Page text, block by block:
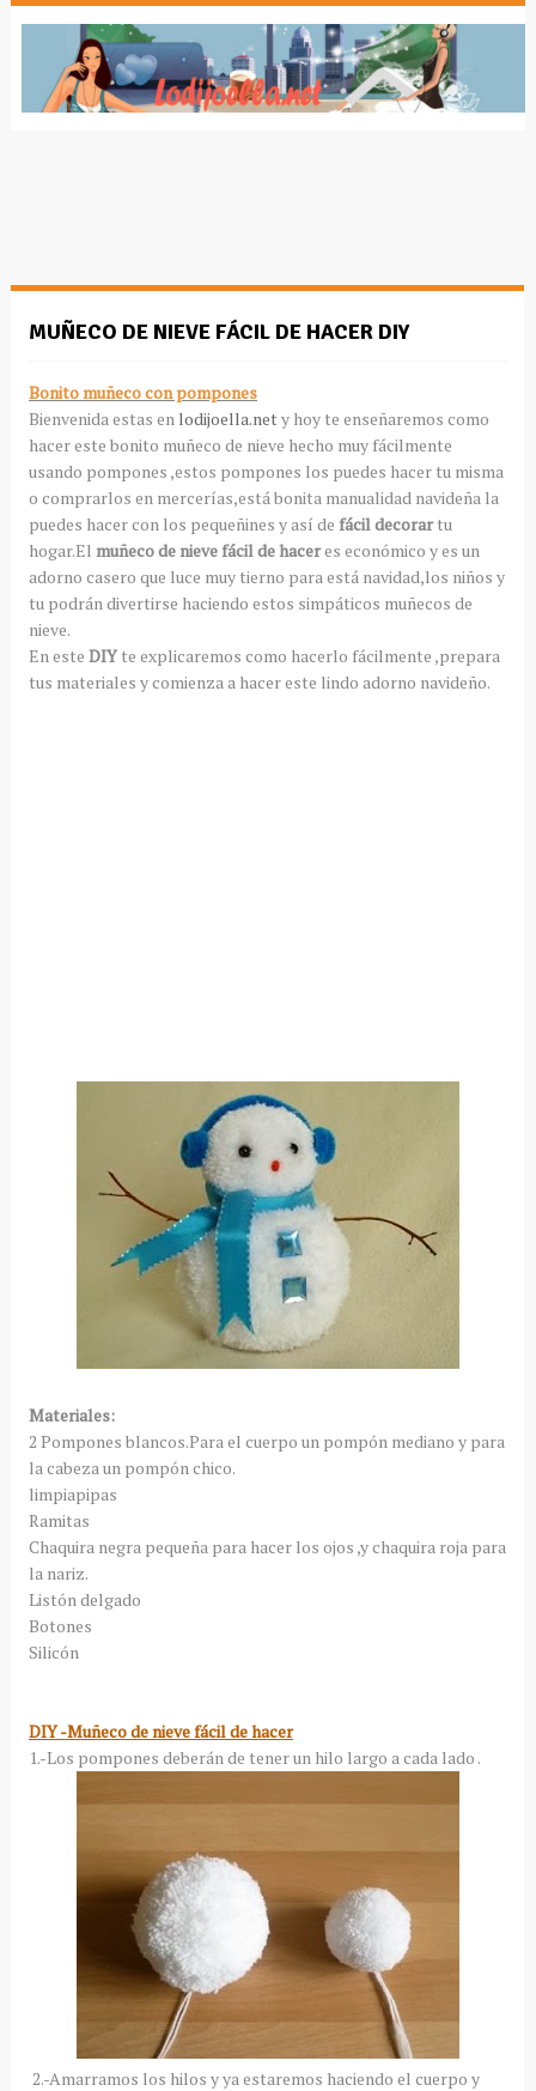
MUÑECO DE NIEVE FÁCIL DE HACER DIY
Bonito muñeco con pompones
Bienvenida estas en lodijoella.net y hoy te enseñaremos como
hacer este bonito muñeco de nieve hecho muy fácilmente
usando pompones ,estos pompones los puedes hacer tu misma
o comprarlos en mercerías,está bonita manualidad navideña la
puedes hacer con los pequeñines y así de fácil decorartu
hogar.El muñeco de nieve fácil de haceres económico y es un
adorno casero que luce muy tierno para está navidad,los niños y
tu podrán divertirse haciendo estos simpáticos muñecos de
nieve.
En este DIY te explicaremos como hacerlo fácilmente ,prepara
tus materiales y comienza a hacer este lindo adorno navideño.
Materiales:
2 Pompones blancos.Para el cuerpo un pompón mediano y para
la cabeza un pompón chico.
limpiapipas
Ramitas
Chaquira negra pequeña para hacer los ojos ,y chaquira roja para
la nariz.
Listón delgado
Botones
Silicón
DIY -Muñeco de nieve fácil de hacer
1.-Los pompones deberán de tener un hilo largo a cada lado .
2.-Amarramos los hilos y ya estaremos haciendo el cuerpo y